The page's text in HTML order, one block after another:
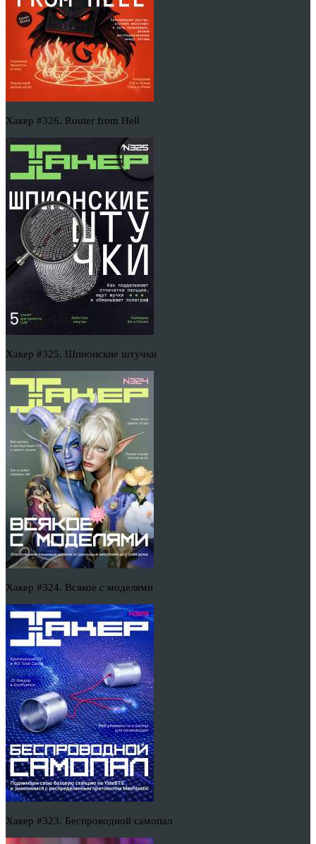
Хакер #326. Router from Hell
Хакер #325. Шпионские штучки
Хакер #324. Всякое с моделями
Хакер #323. Беспроводной самопал